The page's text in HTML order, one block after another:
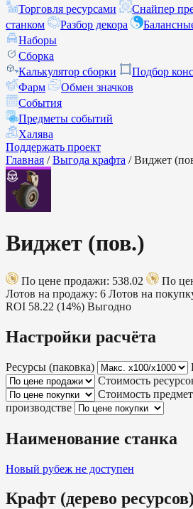
Торговля ресурсами
Снайпер
станком
Разбор декора
Наборы
Сборка
Калькулятор сборки
Подбор
Фарм
Обмен значков
События
Предметы событий
Халява
Поддержать проект
Главная / Выгода крафта / Виджет
Виджет (пов.)
По цене продажи: 538.02
По
Лотов на продажу: 6 Лотов на
ROI 58.22 (14%) Выгодно
Настройки расчёта
Ресурсы (паковка)
Стоимость
Стоимость
производстве
Наименование станка
Новый рубеж не доступен
Крафт (дерево ресурсов)